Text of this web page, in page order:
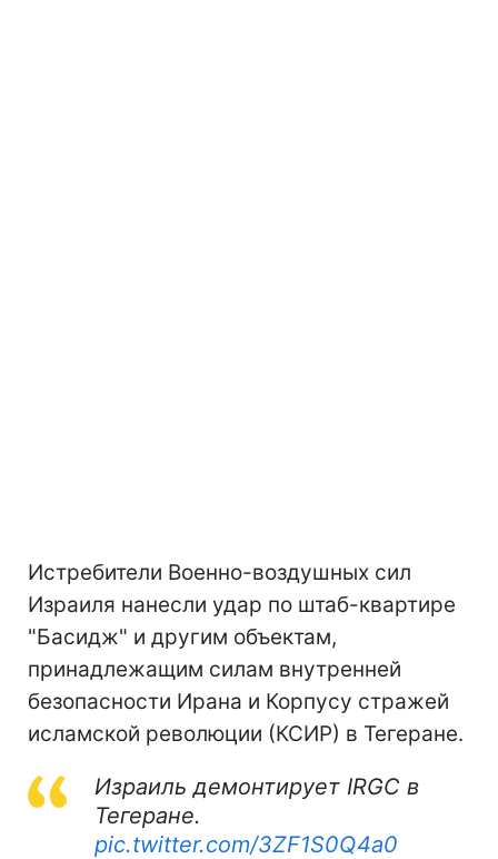
Истребители Военно-воздушных сил
Израиля нанесли удар по штаб-квартире
"Басидж" и другим объектам,
принадлежащим силам внутренней
безопасности Ирана и Корпусу стражей
исламской революции (КСИР) в Тегеране.
Израиль демонтирует IRGC в
Тегеране.
pic.twitter.com/3ZF1S0Q4a0